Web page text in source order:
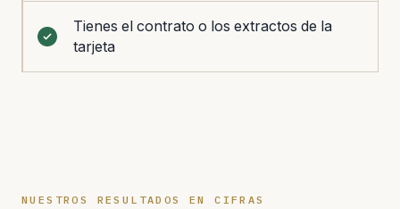
Tienes el contrato o los extractos de la
tarjeta
NUESTROS RESULTADOS EN CIFRAS